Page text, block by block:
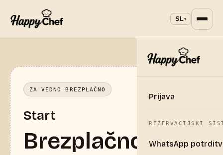
SL▾
Prijava
REZERVACIJSKI
WhatsApp
ZA VEDNO BREZPLAČNO
Start
Brezplačno